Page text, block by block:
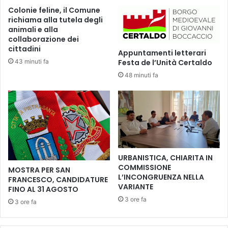
z
z
a
:
d
a
g
i
m
o
s
r
a
,
d
o
a
l
a
c
s
d
i
G
i
o
l
e
B
a
r
n
Colonie feline, il Comune
richiama alla tutela degli
animali e alla
collaborazione dei
cittadini
43 minuti fa
Appuntamenti letterari
Festa de l’Unità Certaldo
48 minuti fa
MOSTRA PER SAN
FRANCESCO, CANDIDATURE
FINO AL 31 AGOSTO
3 ore fa
URBANISTICA, CHIARITA IN
COMMISSIONE
L’INCONGRUENZA NELLA
VARIANTE
3 ore fa